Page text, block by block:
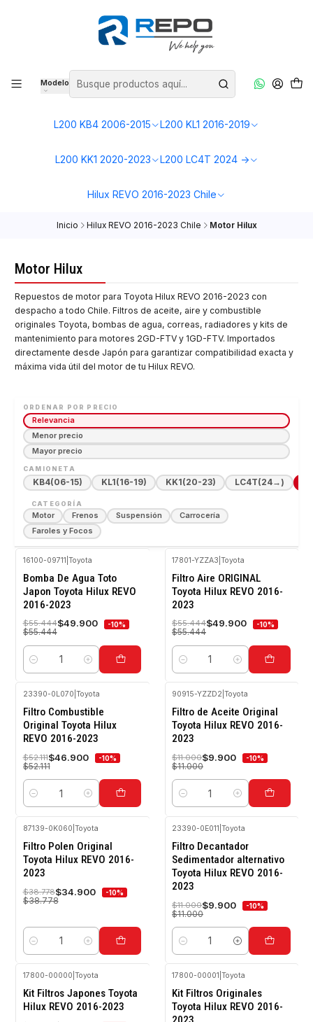
Modelo
L200 KB4 2006-2015 L200 KL1 2016-2019
L200 KK1 2020-2023 L200 LC4T 2024 ->
Hilux REVO 2016-2023 Chile
Inicio Hilux REVO 2016-2023 Chile Motor Hilux
Motor Hilux
Repuestos de motor para Toyota Hilux REVO 2016-2023 con
despacho a todo Chile. Filtros de aceite, aire y combustible
originales Toyota, bombas de agua, correas, radiadores y kits de
mantenimiento para motores 2GD-FTV y 1GD-FTV. Importados
directamente desde Japón para garantizar compatibilidad exacta y
máxima vida útil del motor de tu Hilux REVO.
ORDENAR POR PRECIO
Relevancia
Menor precio
Mayor precio
CAMIONETA
KB4(06-15) KL1(16-19) KK1(20-23) LC4T(24→)
CATEGORÍA
Motor Frenos Suspensión
Carrocería
Faroles y Focos
-10%
OFF
16100-09711 Toyota
Bomba De Agua Toto
Japon Toyota Hilux REVO
2016-2023
$55.444$49.900 -10%
$55.444
Cantidad
-10%
OFF
17801-YZZA3 Toyota
Filtro Aire ORIGINAL
Toyota Hilux REVO 2016-
2023
$55.444$49.900 -10%
$55.444
Cantidad
-10%
OFF
23390-0L070 Toyota
Filtro Combustible
Original Toyota Hilux
REVO 2016-2023
$52.111$46.900 -10%
$52.111
Cantidad
-10%
OFF
90915-YZZD2 Toyota
Filtro de Aceite Original
Toyota Hilux REVO 2016-
2023
$11.000$9.900 -10%
$11.000
Cantidad
-10%
OFF
87139-0K060 Toyota
Filtro Polen Original
Toyota Hilux REVO 2016-
2023
$38.778$34.900 -10%
$38.778
Cantidad
-10%
OFF
23390-0E011 Toyota
Filtro Decantador
Sedimentador alternativo
Toyota Hilux REVO 2016-
2023
$11.000$9.900 -10%
$11.000
Cantidad
-10%
OFF
17800-00000 Toyota
Kit Filtros Japones Toyota
Hilux REVO 2016-2023
-10%
OFF
17800-00001 Toyota
Kit Filtros Originales
Toyota Hilux REVO 2016-